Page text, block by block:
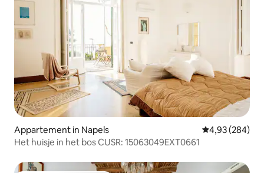
Appartement in Napels Gemiddelde
4,93 (284)
Het huisje in het bos CUSR: 15063049EXT0661